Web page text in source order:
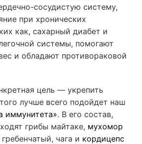
сосудистую систему,
при хронических
как, сахарный диабет и
системы, помогают
и обладают противораковой
цель — укрепить
лучше всего подойдет наш
иммунитета». В его состав,
грибы майтаке, мухомор
чага и кордицепс